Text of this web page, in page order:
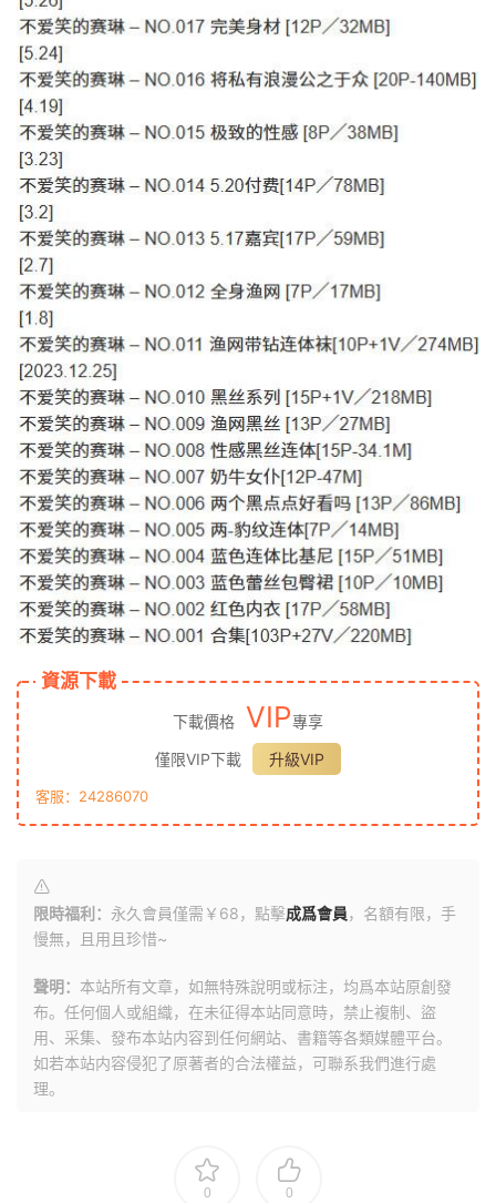
資源下載
下載價格 VIP專享
僅限VIP下載
升級VIP
客服：24286070
限時福利： 永久會員僅需￥68，點擊成爲會員，名額有限，手
慢無，且用且珍惜~
聲明： 本站所有文章，如無特殊說明或标注，均爲本站原創發
布。任何個人或組織，在未征得本站同意時，禁止複制、盜
用、采集、發布本站内容到任何網站、書籍等各類媒體平台。
如若本站内容侵犯了原著者的合法權益，可聯系我們進行處
理。
0 0